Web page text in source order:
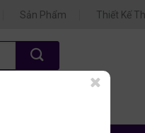
Sản Phẩm Thiết Kế